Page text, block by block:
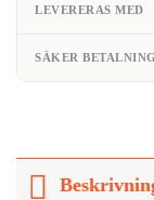
LEVERERAS MED
SÄKER BETALNING